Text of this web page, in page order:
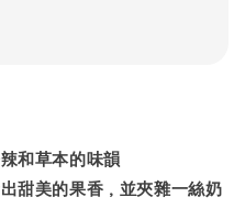
和草本的味韻
甜美的果香，並夾雜一絲奶